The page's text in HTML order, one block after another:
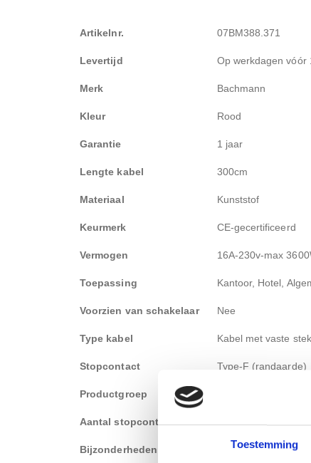
Toestemming
Meer
Artikelnr. 07BM388.371
Levertijd Op werkdagen vóór
Merk Bachmann
Kleur Rood
Garantie 1 jaar
Lengte kabel 300cm
Materiaal Kunststof
Keurmerk CE-gecertificeerd
Vermogen 16A-230v-max
Toepassing Kantoor, Hotel,
Voorzien van schakelaar Nee
Type kabel Kabel met vaste
Stopcontact Type-F (randaarde)
Productgroep
Aantal stopcontact 3 stopcontacten
Bijzonderheden Kinderbeveiliging